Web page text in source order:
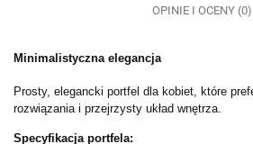
OPINIE I OCENY (0)
Minimalistyczna elegancja
Prosty, elegancki portfel dla kobiet, które
rozwiązania i przejrzysty układ wnętrza.
Specyfikacja portfela: